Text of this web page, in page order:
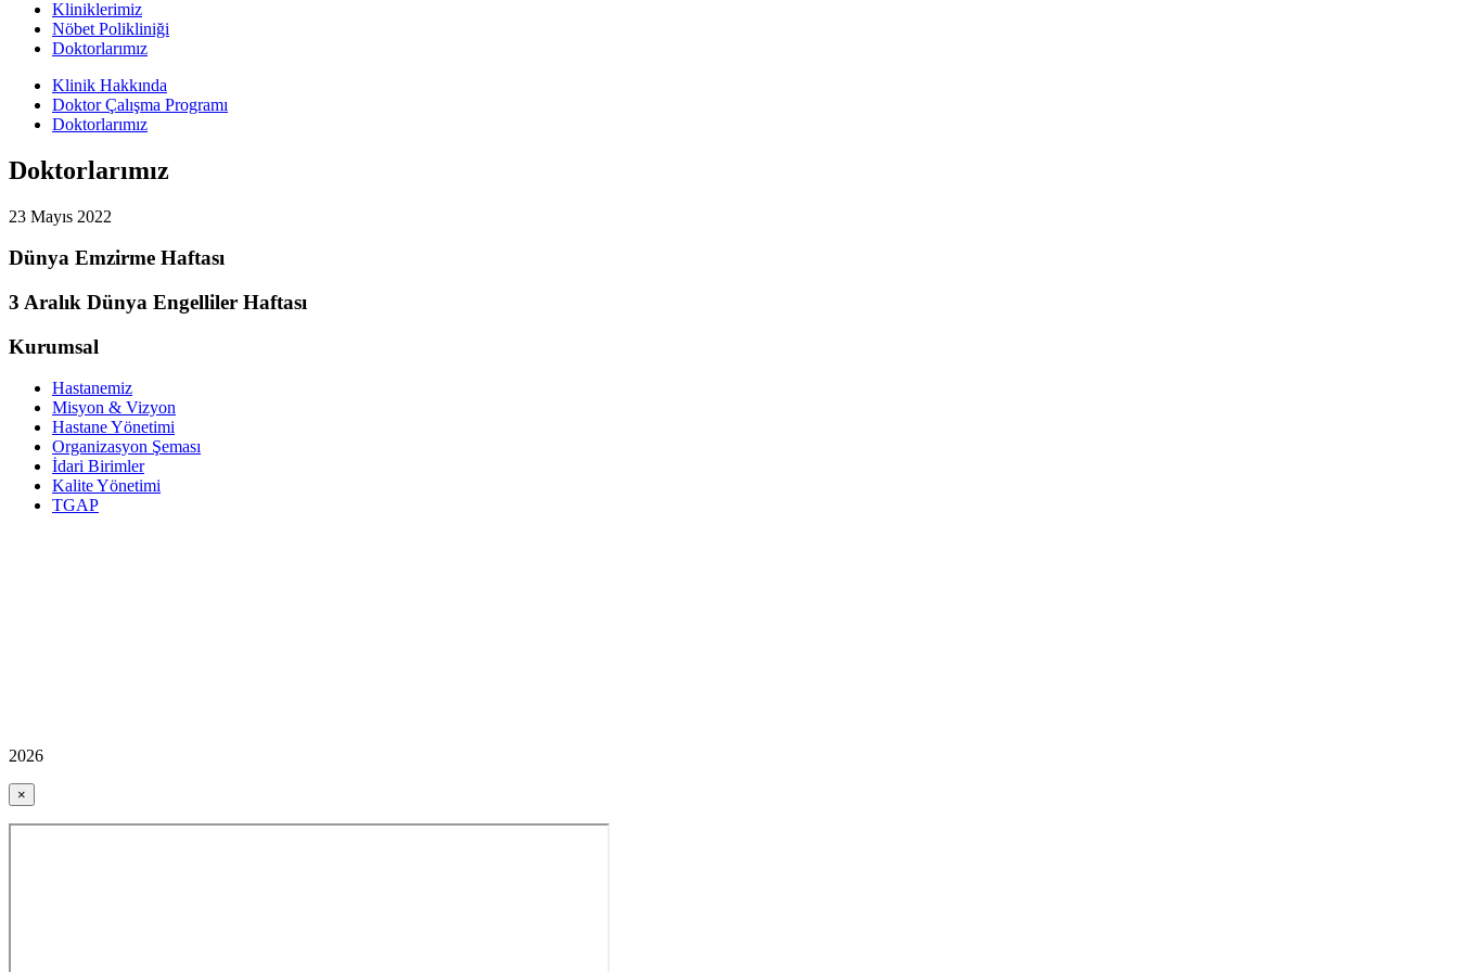
Kliniklerimiz
Nöbet Polikliniği
Doktorlarımız
Klinik Hakkında
Doktor Çalışma Programı
Doktorlarımız
Doktorlarımız
23 Mayıs 2022
Dünya Emzirme Haftası
3 Aralık Dünya Engelliler Haftası
Kurumsal
Hastanemiz
Misyon & Vizyon
Hastane Yönetimi
Organizasyon Şeması
İdari Birimler
Kalite Yönetimi
TGAP
2026
×